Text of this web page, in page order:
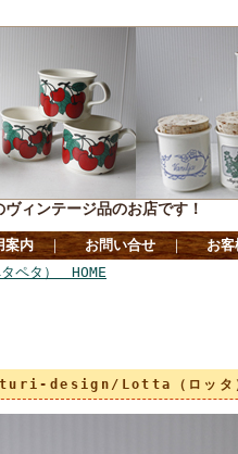
ィンテージ品のお店です！
案内 ｜ お問い合せ ｜ お客
ペタ） HOME
turi‐design/Lotta（ロッタ